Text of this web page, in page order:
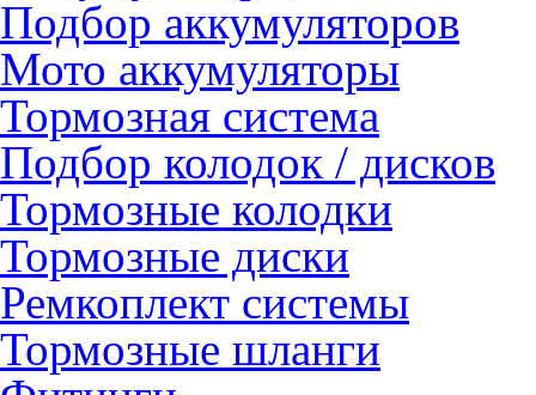
Подбор аккумуляторов
Мото аккумуляторы
Тормозная система
Подбор колодок / дисков
Тормозные колодки
Тормозные диски
Ремкоплект системы
Тормозные шланги